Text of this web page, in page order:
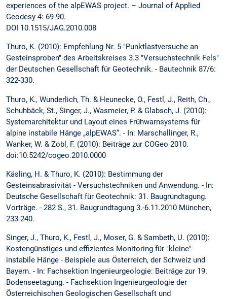
experiences of the alpEWAS project. – Journal of Applied
Geodesy 4: 69-90.
DOI 10.1515/JAG.2010.008
Thuro, K. (2010): Empfehlung Nr. 5 "Punktlastversuche an
Gesteinsproben" des Arbeitskreises 3.3 "Versuchstechnik Fels"
der Deutschen Gesellschaft für Geotechnik. - Bautechnik 87/6:
322-330.
Thuro, K., Wunderlich, Th. & Heunecke, O., Festl, J., Reith, Ch.,
Schuhbäck, St., Singer, J., Wasmeier, P. & Glabsch, J. (2010):
Systemarchitektur und Layout eines Frühwarnsystems für
alpine instabile Hänge „alpEWAS“. - In: Marschallinger, R.,
Wanker, W. & Zobl, F. (2010): Beiträge zur COGeo 2010.
doi:10.5242/cogeo.2010.0000
Käsling, H. & Thuro, K. (2010): Bestimmung der
Gesteinsabrasivität - Versuchstechniken und Anwendung. - In:
Deutsche Gesellschaft für Geotechnik: 31. Baugrundtagung.
Vorträge. - 282 S., 31. Baugrundtagung 3.-6.11.2010 München,
233-240.
Singer, J., Thuro, K., Festl, J., Moser, G. & Sambeth, U. (2010):
Kostengünstiges und effizientes Monitoring für "kleine"
instabile Hänge - Beispiele aus Österreich, der Schweiz und
Bayern. - In: Fachsektion Ingenieurgeologie: Beiträge zur 19.
Bodenseetagung. - Fachsektion Ingenieurgeologie der
Österreichischen Geologischen Gesellschaft und